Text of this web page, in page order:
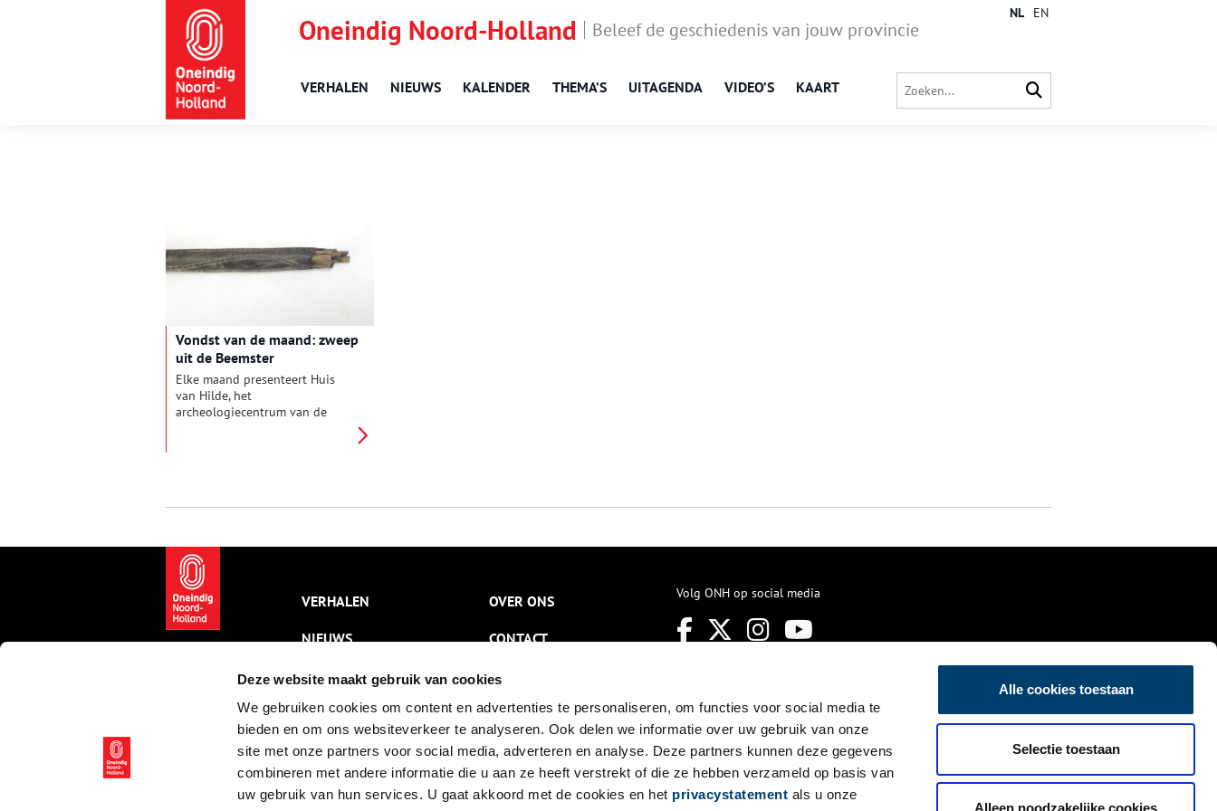
Deze website maakt gebruik van cookies
We gebruiken cookies om content en advertenties te personaliseren, om functies voor social media te
bieden en om ons websiteverkeer te analyseren. Ook delen we informatie over uw gebruik van onze
site met onze partners voor social media, adverteren en analyse. Deze partners kunnen deze gegevens
combineren met andere informatie die u aan ze heeft verstrekt of die ze hebben verzameld op basis van
uw gebruik van hun services. U gaat akkoord met de cookies en het privacystatement als u onze
Alle cookies toestaan
Selectie toestaan
Alleen noodzakelijke cookies
Oneindig Noord-Holland Beleef de geschiedenis van jouw provincie
VERHALEN NIEUWS KALENDER THEMA’S UITAGENDA VIDEO’S KAART
NL EN
Vondst van de maand: zweep
uit de Beemster
Elke maand presenteert Huis
van Hilde, het
archeologiecentrum van de
Holland worden ze met een
de Middenbeemster centraal.
VERHALEN
NIEUWS
KALENDER
THEMA’S
ACTIVITEITEN
VIDEO’S
OVER ONS
CONTACT
NIEUWSBRIEF
DISCLAIMER
PRIVACY
TOEGANKELIJKHEID
Volg ONH op social media